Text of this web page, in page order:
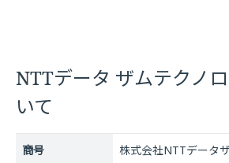
NTTデータ ザムテクノ
いて
商号 株式会社NTTデータ